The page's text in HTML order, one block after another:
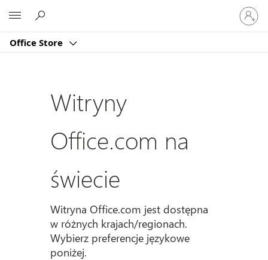
Office Store
Zaloguj
się
do
konta
Witryny
Office.com na
świecie
Witryna Office.com jest dostępna
w różnych krajach/regionach.
Wybierz preferencje językowe
poniżej.